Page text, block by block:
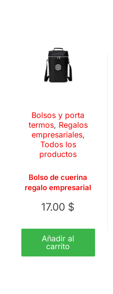
Bolsos y porta
termos, Regalos
empresariales,
Todos los
productos
Bolso de cuerina
regalo empresarial
17.00 $
Añadir al
carrito